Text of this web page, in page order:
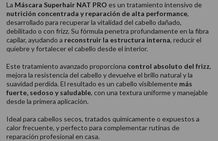
La Máscara Superhair NAT PRO es un tratamiento intensivo de
nutrición concentrada y reparación de alta performance,
desarrollado para recuperar la vitalidad del cabello dañado,
debilitado o con frizz. Su fórmula penetra profundamente en la fibra
capilar, ayudando a reconstruir la estructura interna, reducir el
quiebre y fortalecer el cabello desde el interior.
Este tratamiento avanzado proporciona control absoluto del frizz,
mejora la resistencia del cabello y devuelve el brillo natural y la
suavidad perdida. El resultado es un cabello visiblemente más
fuerte, sedoso y saludable, con una textura uniforme y manejable
desde la primera aplicación.
Ideal para cabellos secos, tratados químicamente o expuestos a
calor frecuente, y perfecto para complementar rutinas de
reparación profesional en casa.